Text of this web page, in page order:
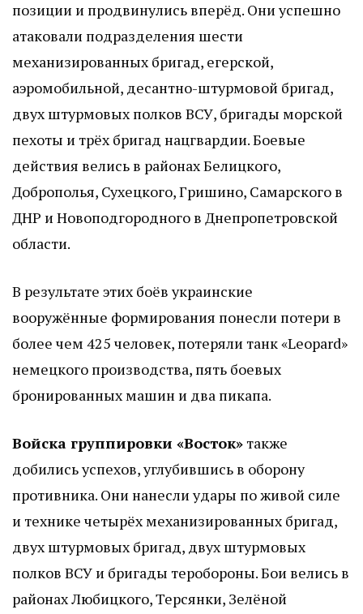
позиции и продвинулись вперёд. Они успешно
атаковали подразделения шести
механизированных бригад, егерской,
аэромобильной, десантно-штурмовой бригад,
двух штурмовых полков ВСУ, бригады морской
пехоты и трёх бригад нацгвардии. Боевые
действия велись в районах Белицкого,
Доброполья, Сухецкого, Гришино, Самарского в
ДНР и Новоподгородного в Днепропетровской
области.
В результате этих боёв украинские
вооружённые формирования понесли потери в
более чем 425 человек, потеряли танк «Leopard»
немецкого производства, пять боевых
бронированных машин и два пикапа.
Войска группировки «Восток»также
добились успехов, углубившись в оборону
противника. Они нанесли удары по живой силе
и технике четырёх механизированных бригад,
двух штурмовых бригад, двух штурмовых
полков ВСУ и бригады теробороны. Бои велись в
районах Любицкого, Терсянки, Зелёной